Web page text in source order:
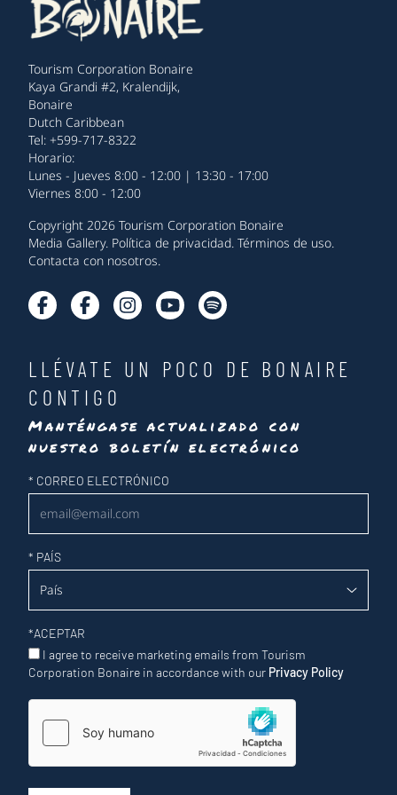
Tourism Corporation Bonaire
Kaya Grandi #2, Kralendijk,
Bonaire
Dutch Caribbean
Tel: +599-717-8322
Horario:
Lunes - Jueves 8:00 - 12:00 | 13:30 - 17:00
Viernes 8:00 - 12:00
Copyright 2026 Tourism Corporation Bonaire
Media Gallery. Política de privacidad. Términos de uso.
Contacta con nosotros.
LLÉVATE UN POCO DE BONAIRE
CONTIGO
Manténgase actualizado con
nuestro boletín electrónico
Newsletter
* CORREO ELECTRÓNICO
* PAÍS
*ACEPTAR
I agree to receive marketing emails from Tourism
Corporation Bonaire in accordance with our Privacy Policy